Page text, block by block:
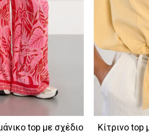
top με σχέδιο
Κίτρινο